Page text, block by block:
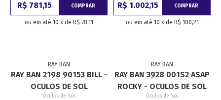
R$ 781,15 COMPRAR
ou em até 10 x de R$ 78,11
R$ 1.002,15 COMPRAR
ou em até 10 x de R$ 100,21
RAY BAN
RAY BAN 2198 90153 BILL -
OCULOS DE SOL
Óculos de Sol
RAY BAN
RAY BAN 3928 001S2 ASAP
ROCKY - OCULOS DE SOL
Óculos de Sol